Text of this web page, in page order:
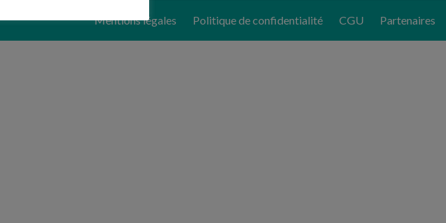
Mentions légales Politique de confidentialité CGU Partenaires